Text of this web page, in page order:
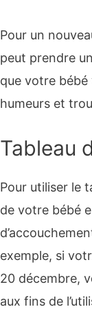
Pour un
peut prendre
que votre bébé
humeurs et
Tableau
Pour utiliser le
de votre bébé
exemple, si
20 décembre,
aux fins de